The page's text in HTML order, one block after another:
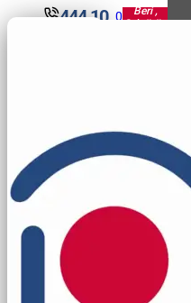
444 10 0
Beri ,
Sektörün